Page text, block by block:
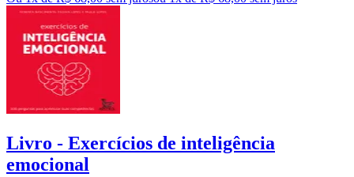
Livro - Exercícios de inteligência
emocional